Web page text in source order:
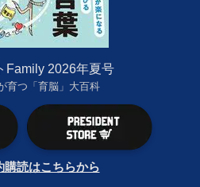
Family 2026年夏号
育つ「育脳」大百科
購読はこちらから